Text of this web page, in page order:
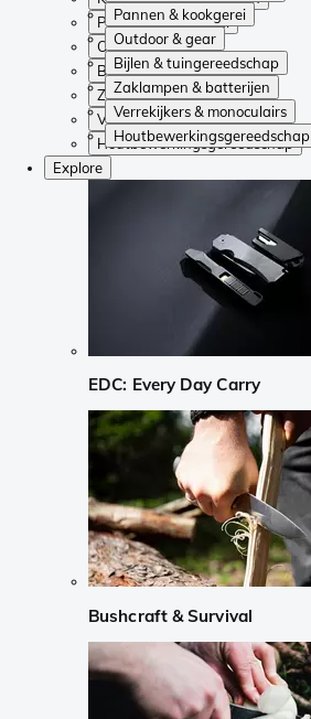
Pannen & kookgerei
Outdoor & gear
Bijlen & tuingereedschap
Zaklampen & batterijen
Verrekijkers & monoculairs
Houtbewerkingsgereedschap
Pannen & kookgerei
Outdoor & gear
Bijlen & tuingereedschap
Zaklampen & batterijen
Verrekijkers & monoculairs
Houtbewerkingsgereedschap
Explore
EDC: Every Day Carry
Bushcraft & Survival